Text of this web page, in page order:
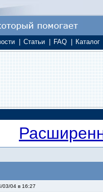
Статьи FAQ Каталог
03/04 в 16:27